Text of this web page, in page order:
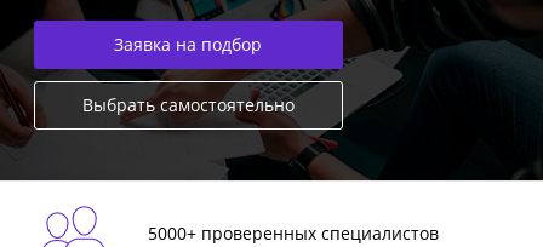
Заявка на подбор
Выбрать самостоятельно
5000+ проверенных специалистов